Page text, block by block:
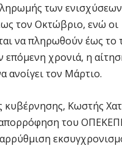
των ενισχύσεων
τον Οκτώβριο, ενώ οι
να πληρωθούν έως το
χρονιά, η
ανοίγει τον Μάρτιο.
κυβέρνησης, Κωστής
του